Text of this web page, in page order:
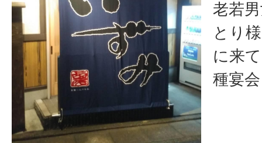
老若
とり
に来
種宴